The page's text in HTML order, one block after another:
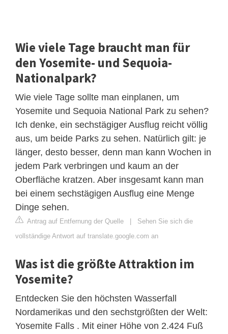
Wie viele Tage braucht man für
den Yosemite- und Sequoia-
Nationalpark?
Wie viele Tage sollte man einplanen, um
Yosemite und Sequoia National Park zu sehen?
Ich denke, ein sechstägiger Ausflug reicht völlig
aus, um beide Parks zu sehen. Natürlich gilt: je
länger, desto besser, denn man kann Wochen in
jedem Park verbringen und kaum an der
Oberfläche kratzen. Aber insgesamt kann man
bei einem sechstägigen Ausflug eine Menge
Dinge sehen.
Antrag auf Entfernung der Quelle | Sehen Sie sich die
vollständige Antwort auf translate.google.com an
Was ist die größte Attraktion im
Yosemite?
Entdecken Sie den höchsten Wasserfall
Nordamerikas und den sechstgrößten der Welt:
Yosemite Falls . Mit einer Höhe von 2.424 Fuß